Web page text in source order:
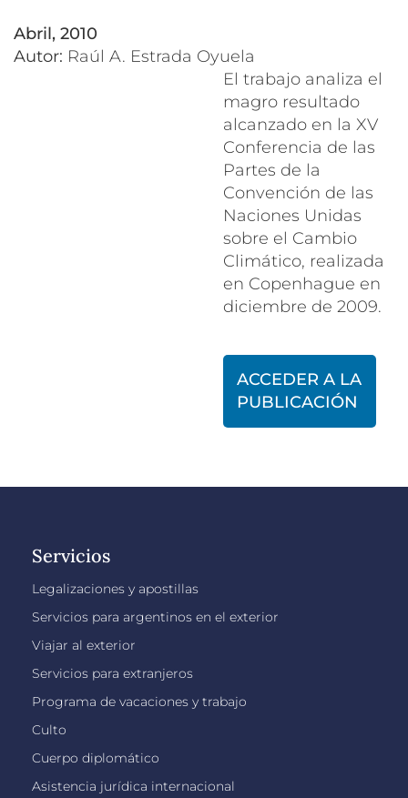
abril, 2010
Autor: Raúl A. Estrada Oyuela
El trabajo analiza el
magro resultado
alcanzado en la XV
Conferencia de las
Partes de la
Convención de las
Naciones Unidas
sobre el Cambio
Climático, realizada
en Copenhague en
diciembre de 2009.
ACCEDER A LA
PUBLICACIÓN
Servicios
Legalizaciones y apostillas
Servicios para argentinos en el exterior
Viajar al exterior
Servicios para extranjeros
Programa de vacaciones y trabajo
Culto
Cuerpo diplomático
Asistencia jurídica internacional